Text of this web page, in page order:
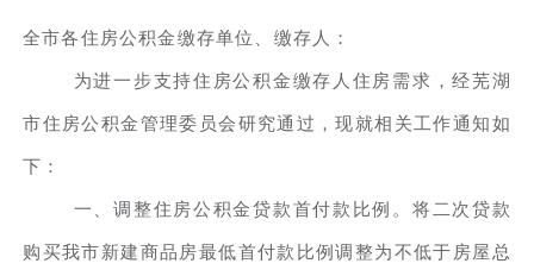
全市各住房公积金缴存单位、缴存人：
为进一步支持住房公积金缴存人住房需求，经芜湖
市住房公积金管理委员会研究通过，现就相关工作通知如
下：
一、调整住房公积金贷款首付款比例。将二次贷款
购买我市新建商品房最低首付款比例调整为不低于房屋总